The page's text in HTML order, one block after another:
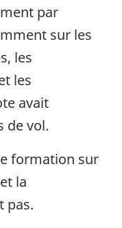
par
sur les
les
les
avait
de vol.
formation sur
la
pas.